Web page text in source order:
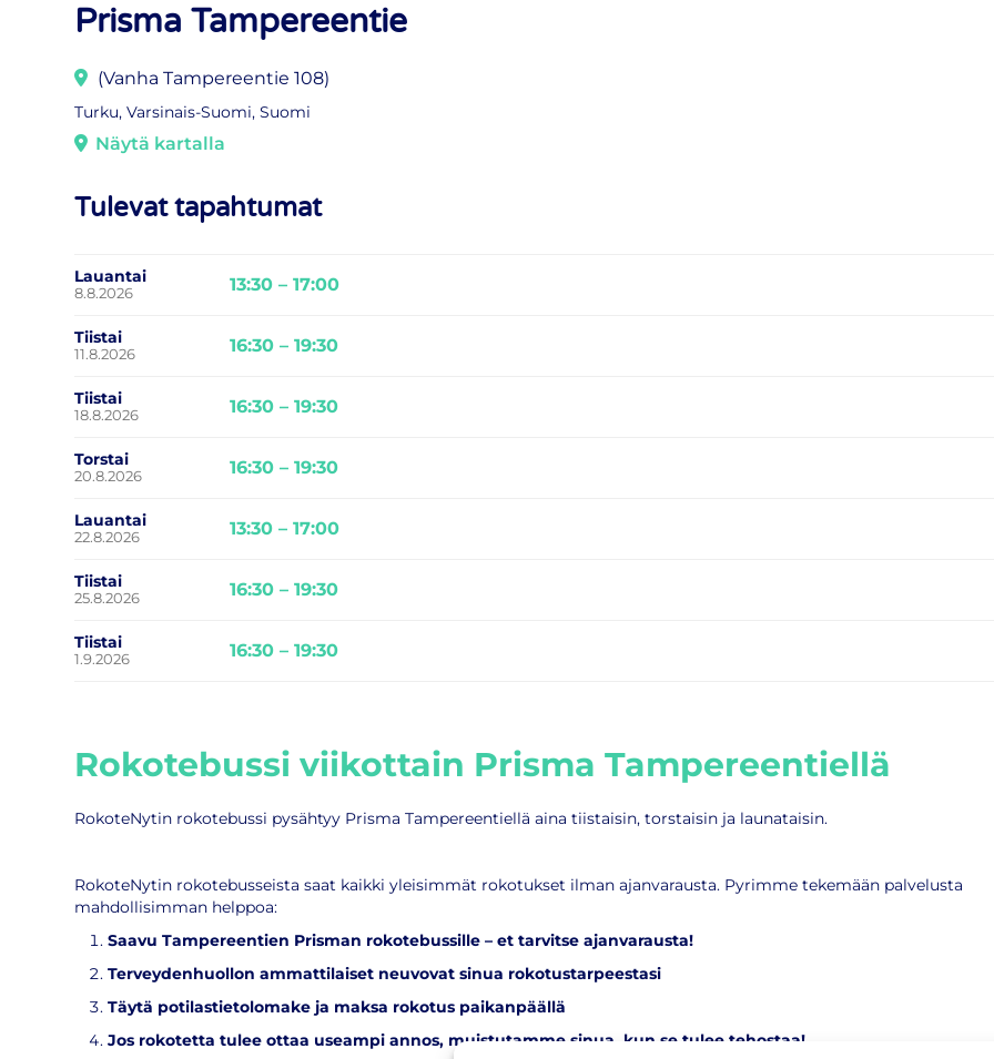
Prisma Tampereentie
(Vanha Tampereentie 108)
Turku, Varsinais-Suomi, Suomi
Näytä kartalla
Tulevat tapahtumat
Lauantai
8.8.2026 13:30 – 17:00
Tiistai
11.8.2026 16:30 – 19:30
Tiistai
18.8.2026 16:30 – 19:30
Torstai
20.8.2026 16:30 – 19:30
Lauantai
22.8.2026 13:30 – 17:00
Tiistai
25.8.2026 16:30 – 19:30
Tiistai
1.9.2026 16:30 – 19:30
Rokotebussi viikottain Prisma Tampereentiellä
RokoteNytin rokotebussi pysähtyy Prisma Tampereentiellä aina tiistaisin, torstaisin ja launataisin.
RokoteNytin rokotebusseista saat kaikki yleisimmät rokotukset ilman ajanvarausta. Pyrimme tekemään palvelusta
mahdollisimman helppoa:
Saavu Tampereentien Prisman rokotebussille – et tarvitse ajanvarausta!
Terveydenhuollon ammattilaiset neuvovat sinua rokotustarpeestasi
Täytä potilastietolomake ja maksa rokotus paikanpäällä
Jos rokotetta tulee ottaa useampi annos, muistutamme sinua, kun se tulee tehostaa!